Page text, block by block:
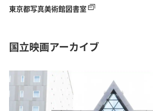
東京都写真美術館図書室
国立映画アーカイブ